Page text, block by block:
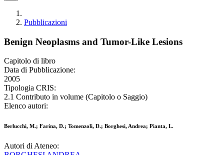
Pubblicazioni
Benign Neoplasms and Tumor-Like Lesions
Capitolo di libro
Data di Pubblicazione:
2005
Tipologia CRIS:
2.1 Contributo in volume (Capitolo o Saggio)
Elenco autori:
Berlucchi, M.; Farina, D.; Tomenzoli, D.; Borghesi, Andrea; Pianta, L.
Autori di Ateneo: